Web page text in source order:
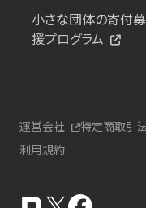
小さな団体の寄付
援プログラム
運営会社 特定商取引
利用規約